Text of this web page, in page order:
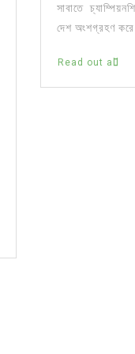
সাবাতে
দেশ অংশগ্রহণ
Read out all